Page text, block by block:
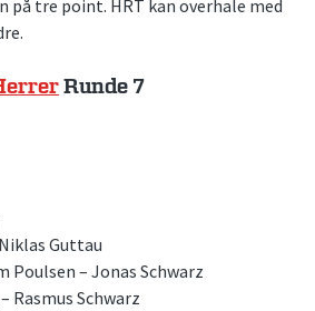
på tre point. HRT kan overhale med
Runde 7
Guttau
Poulsen – Jonas Schwarz
Rasmus Schwarz